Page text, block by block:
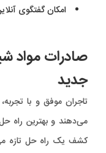
امکان گفتگوی
صادرات مواد
جدید
تاجران موفق و با
می‌دهند و بهترین راه
کشف یک راه حل تازه